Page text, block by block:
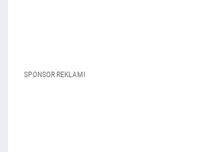
SPONSOR REKLAMI